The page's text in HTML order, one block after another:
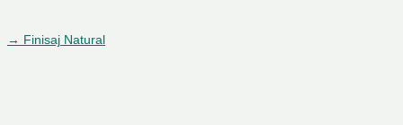
→ Finisaj Natural